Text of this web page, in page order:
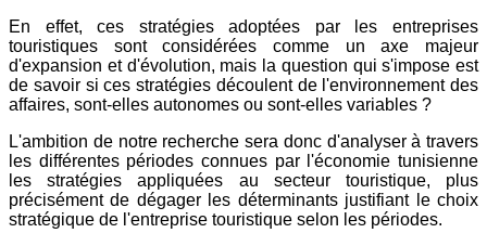
En effet, ces stratégies adoptées par les entreprises
touristiques sont considérées comme un axe majeur
d'expansion et d'évolution, mais la question qui s'impose est
de savoir si ces stratégies découlent de l'environnement des
affaires, sont-elles autonomes ou sont-elles variables ?
L'ambition de notre recherche sera donc d'analyser à travers
les différentes périodes connues par l'économie tunisienne
les stratégies appliquées au secteur touristique, plus
précisément de dégager les déterminants justifiant le choix
stratégique de l'entreprise touristique selon les périodes.